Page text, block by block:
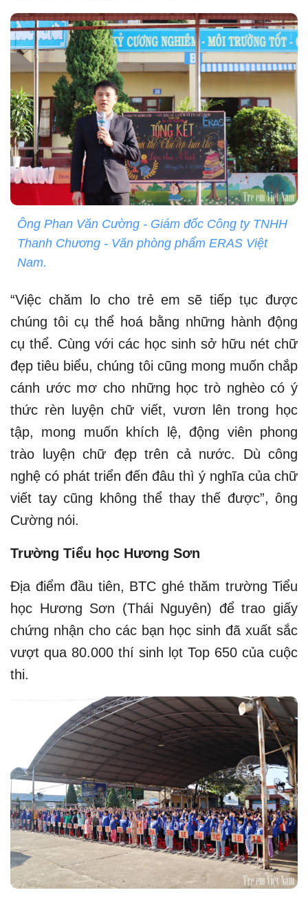
Ông Phan Văn Cường - Giám đốc Công ty TNHH
Thanh Chương - Văn phòng phẩm ERAS Việt
Nam.
“Việc chăm lo cho trẻ em sẽ tiếp tục được
chúng tôi cụ thể hoá bằng những hành động
cụ thể. Cùng với các học sinh sở hữu nét chữ
đẹp tiêu biểu, chúng tôi cũng mong muốn chắp
cánh ước mơ cho những học trò nghèo có ý
thức rèn luyện chữ viết, vươn lên trong học
tập, mong muốn khích lệ, động viên phong
trào luyện chữ đẹp trên cả nước. Dù công
nghệ có phát triển đến đâu thì ý nghĩa của chữ
viết tay cũng không thể thay thế được”, ông
Cường nói.
Trường Tiểu học Hương Sơn
Địa điểm đầu tiên, BTC ghé thăm trường Tiểu
học Hương Sơn (Thái Nguyên) để trao giấy
chứng nhận cho các bạn học sinh đã xuất sắc
vượt qua 80.000 thí sinh lọt Top 650 của cuộc
thi.